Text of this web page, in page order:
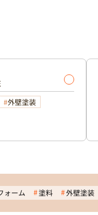
外壁塗装
ォーム 塗料 外壁塗装